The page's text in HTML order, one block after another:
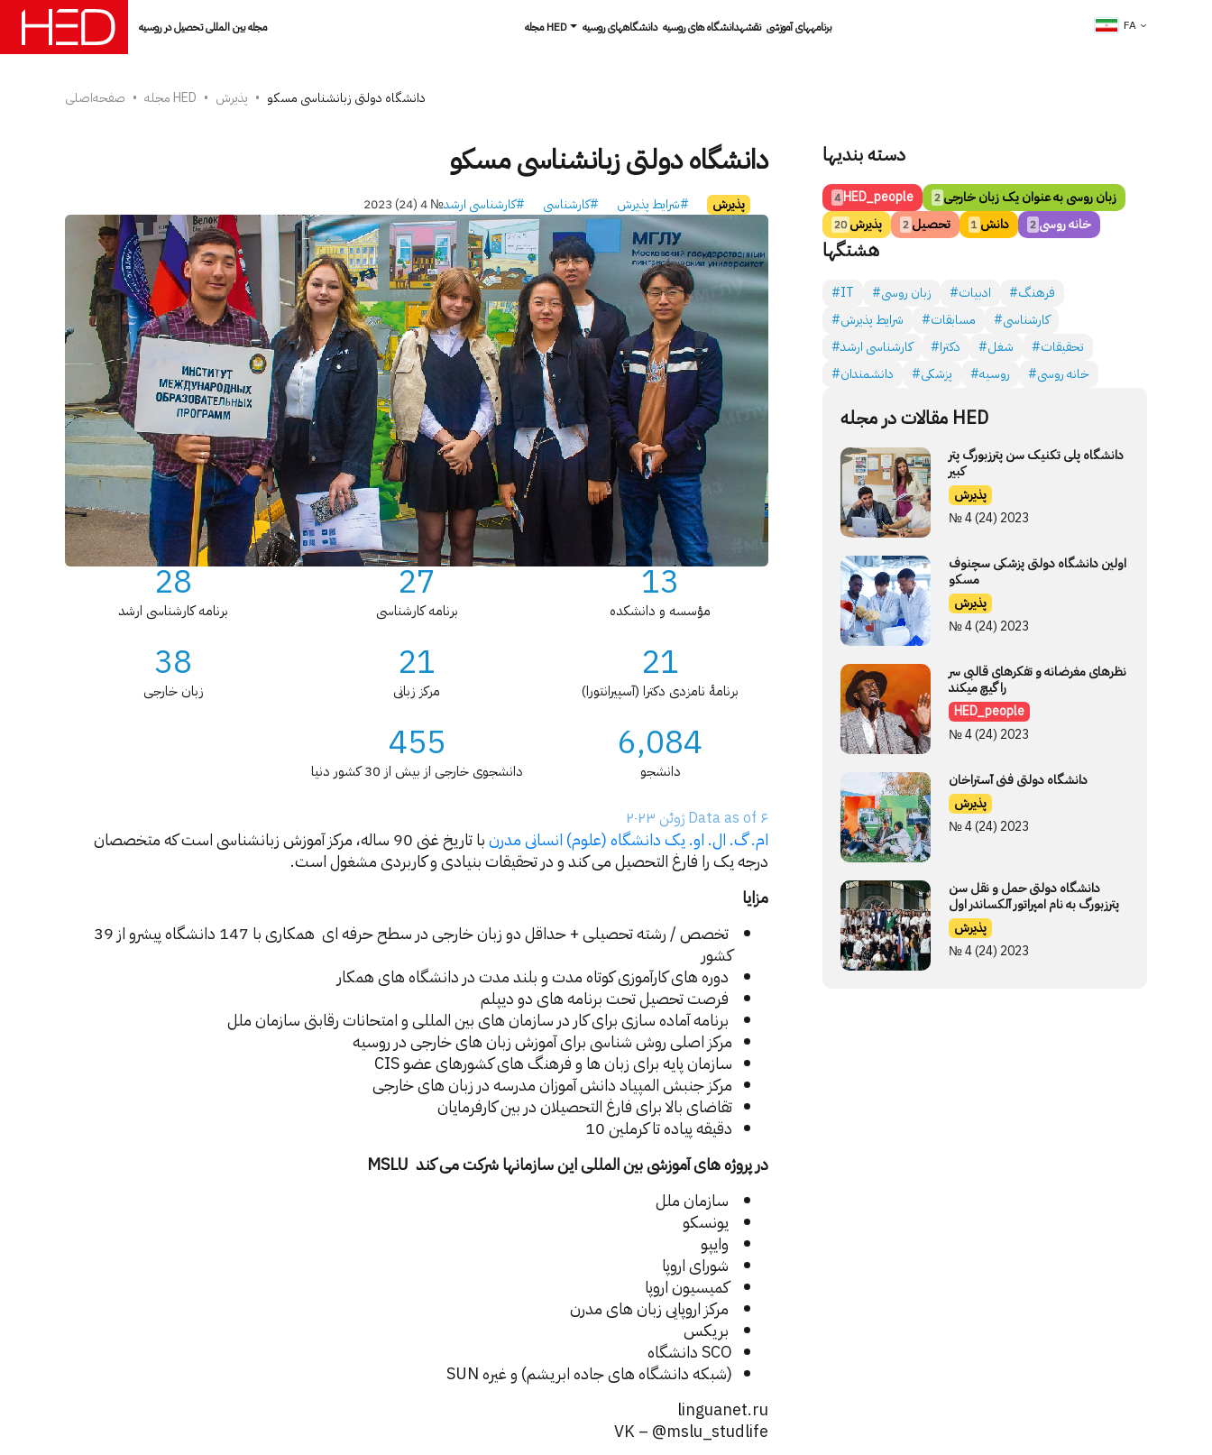
مجله بین المللی تحصیل در روسیه مجله HED دانشگاه­های روسیه نقشهدانشگاه های روسیه برنامه­های آموزشی FA
صفحه‌اصلی مجله HED پذیرش دانشگاه دولتی زبانشناسی مسکو
دانشگاه دولتی زبانشناسی مسکو
پذیرش #شرایط پذیرش #کارشناسی #کارشناسی ارشد№ 4 (24) 2023
13
مؤسسه و دانشکده
27
برنامه کارشناسی
28
برنامه کارشناسی ارشد
21
برنامۀ نامزدی دکترا (آسپیرانتورا)
21
مرکز زبانی
38
زبان خارجی
6,084
دانشجو
455
دانشجوی خارجی از بیش از 30 کشور دنیا
Data as of ۶ ژوئن ۲۰۲۳
ام. گ. ال. او. یک دانشگاه (علوم) انسانی مدرن
با تاریخ غنی 90 ساله، مرکز آموزش زبانشناسی است که متخصصان
درجه یک را فارغ التحصیل می کند و در تحقیقات بنیادی و کاربردی مشغول است.
مزایا
تخصص / رشته تحصیلی + حداقل دو زبان خارجی در سطح حرفه ای همکاری با 147 دانشگاه پیشرو از 39
کشور
دوره های کارآموزی کوتاه مدت و بلند مدت در دانشگاه های همکار
فرصت تحصیل تحت برنامه های دو دیپلم
برنامه آماده سازی برای کار در سازمان های بین المللی و امتحانات رقابتی سازمان ملل
مرکز اصلی روش شناسی برای آموزش زبان های خارجی در روسیه
سازمان پایه برای زبان ها و فرهنگ های کشورهای عضو CIS
مرکز جنبش المپیاد دانش آموزان مدرسه در زبان های خارجی
تقاضای بالا برای فارغ التحصیلان در بین کارفرمایان
دقیقه پیاده تا کرملین 10
در پروژه های آموزشی بین المللی این سازمانها شرکت می کند MSLU
سازمان ملل
یونسکو
وایپو
شورای اروپا
کمیسیون اروپا
مرکز اروپایی زبان های مدرن
بریکس
SCO دانشگاه
(شبکه دانشگاه های جاده ابریشم) و غیره SUN
linguanet.ru
VK – @mslu_studlife
دسته بندی­ها
HED_people
4 زبان روسی به عنوان یک زبان خارجی 2
پذیرش 20 تحصیل 2 دانش 1 خانه روسی 2
هشتگ­ها
#IT #زبان روسی #ادبیات
#فرهنگ
#شرایط پذیرش
#مسابقات
#کارشناسی
#کارشناسی ارشد
#دکترا #شغل
#تحقیقات
#دانشمندان
#پزشکی #روسیه #خانه روسی
مقالات در مجله HED
دانشگاه پلی تکنیک سن پترزبورگ پتر
کبیر
پذیرش
№ 4 (24) 2023
اولین دانشگاه دولتی پزشکی سچنوف
مسکو
پذیرش
№ 4 (24) 2023
نظرهای مغرضانه و تفکرهای قالبی سر
را گیچ میکند
HED_people
№ 4 (24) 2023
دانشگاه دولتی فنی آستراخان
پذیرش
№ 4 (24) 2023
دانشگاه دولتی حمل و نقل سن
پترزبورگ به نام امپراتور آلکساندر اول
پذیرش
№ 4 (24) 2023